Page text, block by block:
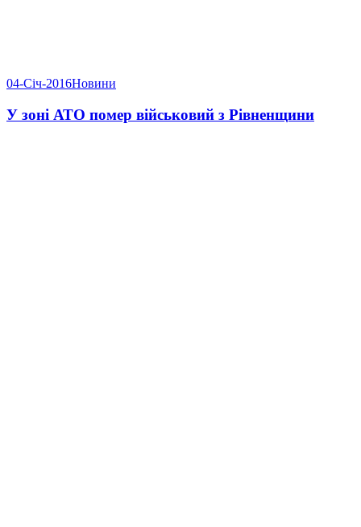
04-Січ-2016Новини
У зоні АТО помер військовий з Рівненщини